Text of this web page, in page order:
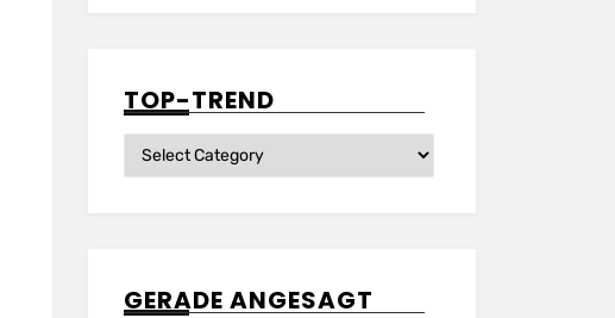
TOP-TREND
Top-
Trend
GERADE ANGESAGT